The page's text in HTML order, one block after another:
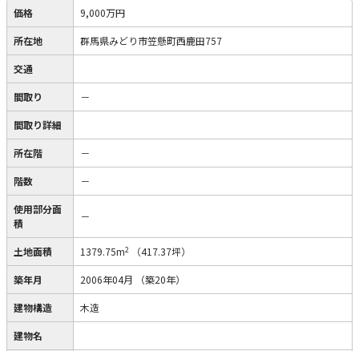
価格 9,000万円
所在地 群馬県みどり市笠懸町西鹿田757
交通
間取り －
間取り詳細
所在階 －
階数 －
使用部分面
積
－
土地面積 1379.75m2 （417.37坪）
築年月 2006年04月 （築20年）
建物構造 木造
建物名